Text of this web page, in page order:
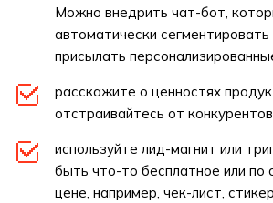
Можно внедрить чат-бот,
автоматически сегментировать
присылать
расскажите о ценностях
отстраивайтесь от
используйте лид-магнит или
быть что-то бесплатное или по
цене, например, чек-лист,